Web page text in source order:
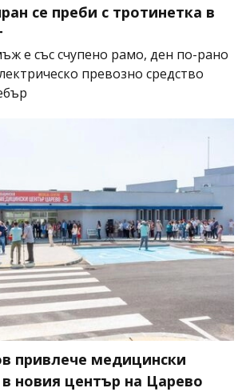
се преби с тротинетка в
е със счупено рамо, ден по-рано
превозно средство
привлече медицински
новия център на Царево